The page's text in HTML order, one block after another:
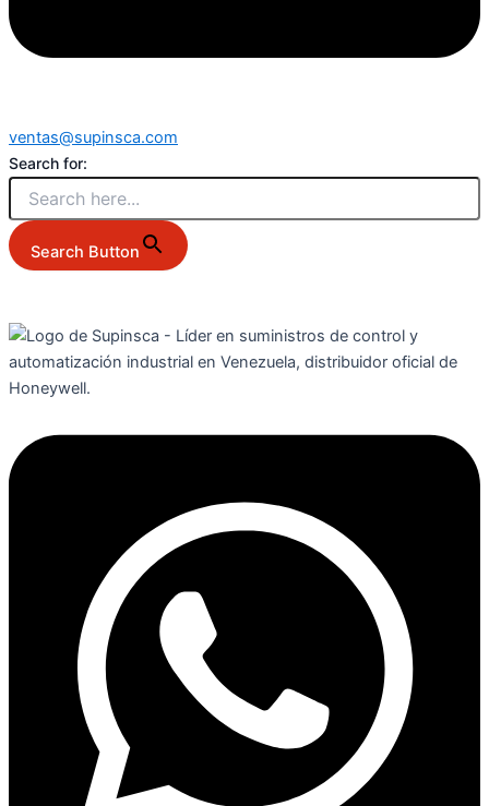
ventas@supinsca.com
Search for:
Search Button